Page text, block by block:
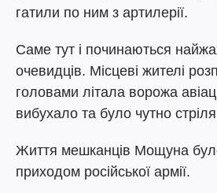
гатили по ним з артилерії.
Саме тут і починаються
очевидців. Місцеві жителі
головами літала ворожа
вибухало та було чутно
Життя мешканців Мощуна
приходом російської армії.